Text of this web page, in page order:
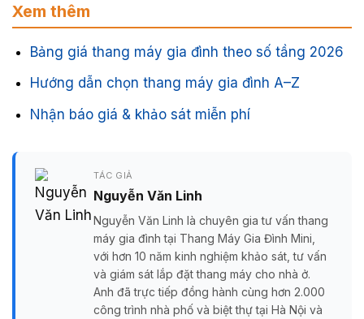
Xem thêm
Bảng giá thang máy gia đình theo số tầng 2026
Hướng dẫn chọn thang máy gia đình A–Z
Nhận báo giá & khảo sát miễn phí
TÁC GIẢ
Nguyễn Văn Linh
Nguyễn Văn Linh là chuyên gia tư vấn thang
máy gia đình tại Thang Máy Gia Đình Mini,
với hơn 10 năm kinh nghiệm khảo sát, tư vấn
và giám sát lắp đặt thang máy cho nhà ở.
Anh đã trực tiếp đồng hành cùng hơn 2.000
công trình nhà phố và biệt thự tại Hà Nội và